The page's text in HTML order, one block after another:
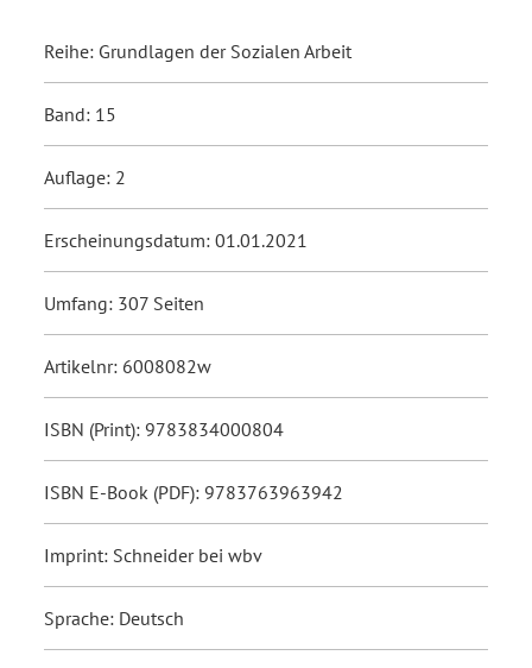
Reihe: Grundlagen der Sozialen Arbeit
Band: 15
Auflage: 2
Erscheinungsdatum: 01.01.2021
Umfang: 307 Seiten
Artikelnr: 6008082w
ISBN (Print): 9783834000804
ISBN E-Book (PDF): 9783763963942
Imprint: Schneider bei wbv
Sprache: Deutsch